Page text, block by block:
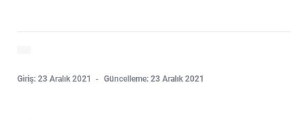
Giriş: 23 Aralık 2021 Güncelleme: 23 Aralık 2021